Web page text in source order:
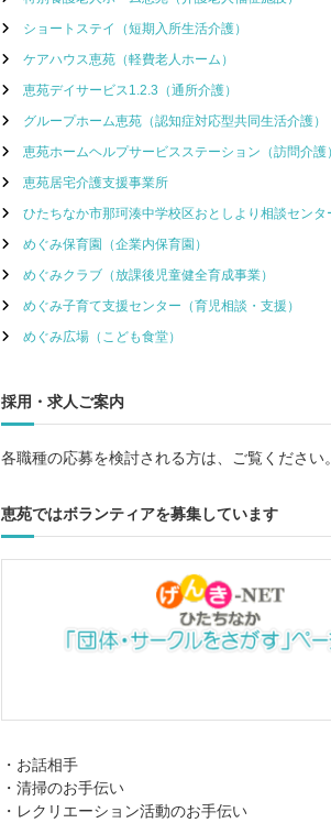
ショートステイ（短期入所生活介護）
ケアハウス恵苑（軽費老人ホーム）
恵苑デイサービス1.2.3（通所介護）
グループホーム恵苑（認知症対応型共同生活介護）
恵苑ホームヘルプサービスステーション（訪問介護
恵苑居宅介護支援事業所
ひたちなか市那珂湊中学校区おとしより相談センタ
めぐみ保育園（企業内保育園）
めぐみクラブ（放課後児童健全育成事業）
めぐみ子育て支援センター（育児相談・支援）
めぐみ広場（こども食堂）
採用・求人ご案内
各職種の応募を検討される方は、ご覧ください。
恵苑ではボランティアを募集しています
・お話相手
・清掃のお手伝い
・レクリエーション活動のお手伝い